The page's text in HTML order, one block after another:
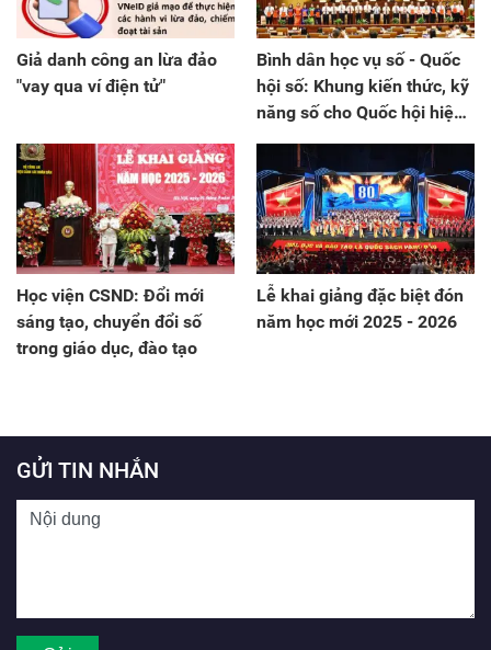
Giả danh công an lừa đảo
"vay qua ví điện tử"
Bình dân học vụ số - Quốc
hội số: Khung kiến thức, kỹ
năng số cho Quốc hội hiện
Học viện CSND: Đổi mới
sáng tạo, chuyển đổi số
trong giáo dục, đào tạo
Lễ khai giảng đặc biệt đón
năm học mới 2025 - 2026
GỬI TIN NHẮN